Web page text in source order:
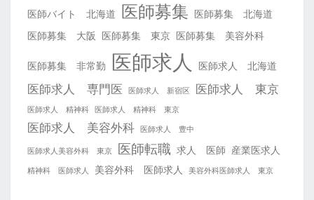
医師バイト 北海道 医師募集
医師募集 北海道
医師募集 大阪
医師募集 東京 医師募集 美容外科
医師募集 非常勤 医師求人 医師求人 北海道
医師求人 専門医 医師求人 新宿区 医師求人 東京
医師求人 精神科 医師求人 精神科 東京
医師求人 美容外科 医師求人 豊中
医師求人美容外科 東京 医師転職 求人 医師 産業医求人
精神科 医師求人 美容外科 医師求人 美容外科医師求人 東京